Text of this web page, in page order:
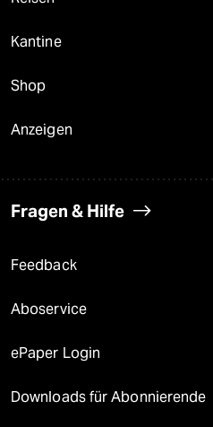
Kantine
Shop
Anzeigen
Fragen & Hilfe
Feedback
Aboservice
ePaper Login
Downloads für Abonnierende